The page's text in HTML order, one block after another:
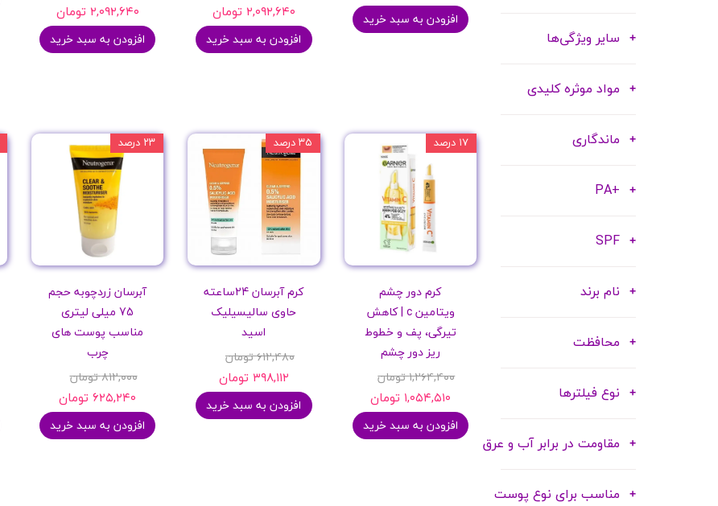
سایر ویژگی‌ها
مواد موثره کلیدی
ماندگاری
+PA
SPF
نام برند
محافظت
نوع فیلترها
مقاومت در برابر آب و عرق
مناسب برای نوع پوست
افزودن به سبد خرید ۲,۰۹۲,۶۴۰ تومان
افزودن به سبد خرید
۲,۰۹۲,۶۴۰ تومان
افزودن به سبد خرید
کرم دور چشم
ویتامین c | کاهش
تیرگی، پف و خطوط
ریز دور چشم
۱,۲۶۴,۴۰۰ تومان
۱,۰۵۴,۵۱۰ تومان
افزودن به سبد خرید
۱۷ درصد
کرم آبرسان 24ساعته
حاوی سالیسیلیک
اسید
۶۱۲,۴۸۰ تومان
۳۹۸,۱۱۲ تومان
افزودن به سبد خرید
۳۵ درصد
آبرسان زردچوبه حجم
75 میلی لیتری
مناسب پوست های
چرب
۸۱۲,۰۰۰ تومان
۶۲۵,۲۴۰ تومان
افزودن به سبد خرید
۲۳ درصد